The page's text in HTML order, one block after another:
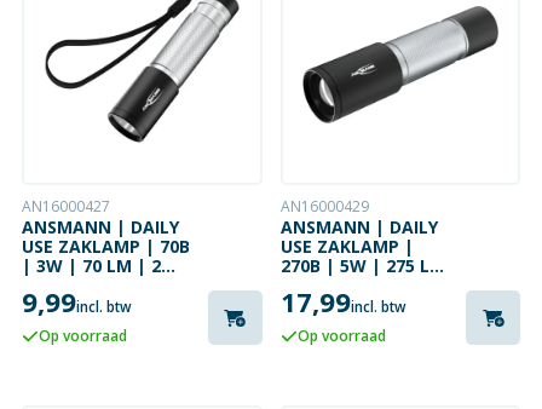
AN16000427
ANSMANN | DAILY
USE ZAKLAMP | 70B
| 3W | 70 LM | 2
9,99incl. btw
Op voorraad
AN16000429
ANSMANN | DAILY
USE ZAKLAMP |
270B | 5W | 275 LM
17,99incl. btw
Op voorraad